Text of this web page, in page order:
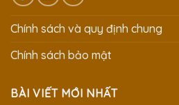
Chính sách và quy định chung
Chính sách bảo mật
BÀI VIẾT MỚI NHẤT